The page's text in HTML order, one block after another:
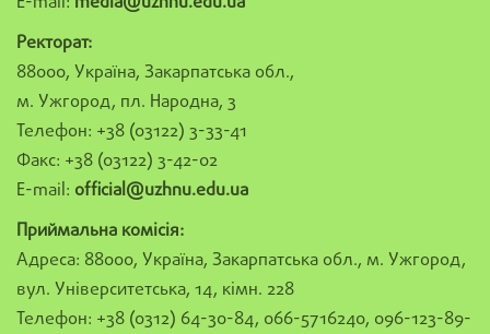
Ректорат:
88000, Україна, Закарпатська обл.,
м. Ужгород, пл. Народна, 3
Телефон: +38 (03122) 3-33-41
Факс: +38 (03122) 3-42-02
E-mail: official@uzhnu.edu.ua
Приймальна комісія:
Адреса: 88000, Україна, Закарпатська обл., м. Ужгород,
вул. Університетська, 14, кімн. 228
Телефон: +38 (0312) 64-30-84, 066-5716240, 096-123-89-